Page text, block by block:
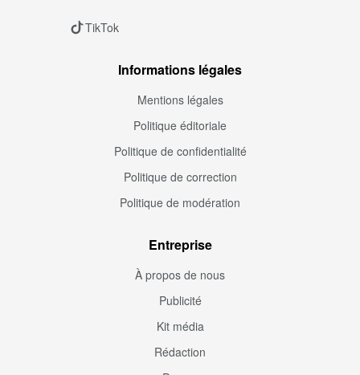
TikTok
Informations légales
Mentions légales
Politique éditoriale
Politique de confidentialité
Politique de correction
Politique de modération
Entreprise
À propos de nous
Publicité
Kit média
Rédaction